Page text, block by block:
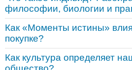
философии, биологии и
Как «Моменты истины»
покупке?
Как культура определяет